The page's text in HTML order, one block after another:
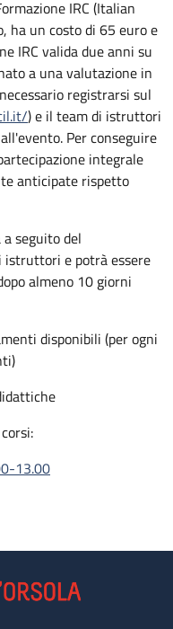
IRC (Italian
ha un costo di 65 euro e
IRC valida due anni su
a una valutazione in
registrarsi sul
) e il team di istruttori
Per conseguire
integrale
anticipate rispetto
seguito del
istruttori e potrà essere
almeno 10 giorni
disponibili (per ogni
13.00